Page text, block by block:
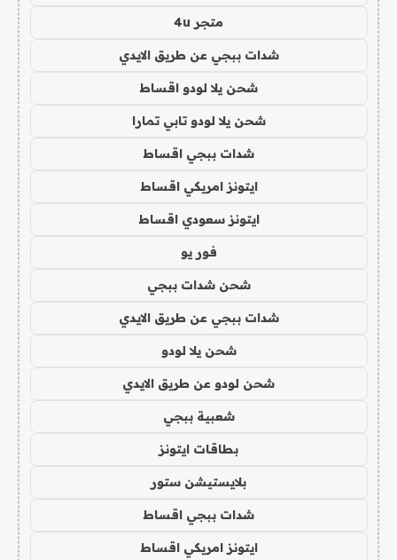
متجر 4u
شدات ببجي عن طريق الايدي
شحن يلا لودو اقساط
شحن يلا لودو تابي تمارا
شدات ببجي اقساط
ايتونز امريكي اقساط
ايتونز سعودي اقساط
فور يو
شحن شدات ببجي
شدات ببجي عن طريق الايدي
شحن يلا لودو
شحن لودو عن طريق الايدي
شعبية ببجي
بطاقات ايتونز
بلايستيشن ستور
شدات ببجي اقساط
ايتونز امريكي اقساط